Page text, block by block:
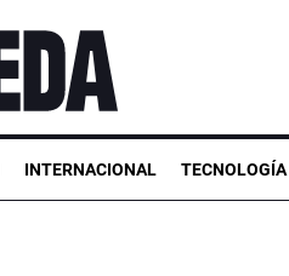
INTERNACIONAL TECNOLOGÍA